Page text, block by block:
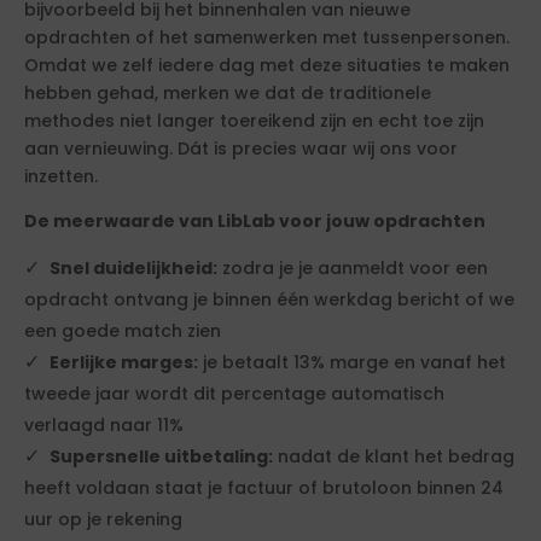
bijvoorbeeld bij het binnenhalen van nieuwe
opdrachten of het samenwerken met tussenpersonen.
Omdat we zelf iedere dag met deze situaties te maken
hebben gehad, merken we dat de traditionele
methodes niet langer toereikend zijn en echt toe zijn
aan vernieuwing. Dát is precies waar wij ons voor
inzetten.
De meerwaarde van LibLab voor jouw opdrachten
Snel duidelijkheid: zodra je je aanmeldt voor een
opdracht ontvang je binnen één werkdag bericht of we
een goede match zien
Eerlijke marges: je betaalt 13% marge en vanaf het
tweede jaar wordt dit percentage automatisch
verlaagd naar 11%
Supersnelle uitbetaling: nadat de klant het bedrag
heeft voldaan staat je factuur of brutoloon binnen 24
uur op je rekening